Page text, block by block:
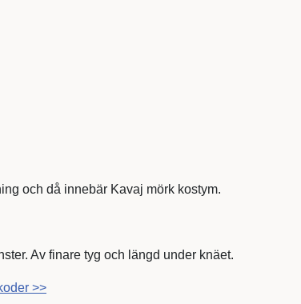
och då innebär Kavaj mörk kostym.
Av finare tyg och längd under knäet.
>>